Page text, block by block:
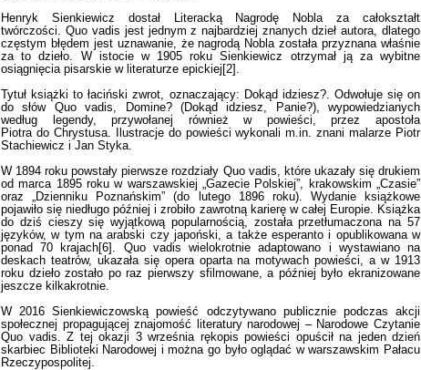
Henryk Sienkiewicz dostał Literacką Nagrodę Nobla za całokształt
twórczości. Quo vadis jest jednym z najbardziej znanych dzieł autora, dlatego
częstym błędem jest uznawanie, że nagrodą Nobla została przyznana właśnie
za to dzieło. W istocie w 1905 roku Sienkiewicz otrzymał ją za wybitne
osiągnięcia pisarskie w literaturze epickiej[2].
Tytuł książki to łaciński zwrot, oznaczający: Dokąd idziesz?. Odwołuje się on
do słów Quo vadis, Domine? (Dokąd idziesz, Panie?), wypowiedzianych
według legendy, przywołanej również w powieści, przez apostoła
Piotra do Chrystusa. Ilustracje do powieści wykonali m.in. znani malarze Piotr
Stachiewicz i Jan Styka.
W 1894 roku powstały pierwsze rozdziały Quo vadis, które ukazały się drukiem
od marca 1895 roku w warszawskiej „Gazecie Polskiej”, krakowskim „Czasie”
oraz „Dzienniku Poznańskim” (do lutego 1896 roku). Wydanie książkowe
pojawiło się niedługo później i zrobiło zawrotną karierę w całej Europie. Książka
do dziś cieszy się wyjątkową popularnością, została przetłumaczona na 57
języków, w tym na arabski czy japoński, a także esperanto i opublikowana w
ponad 70 krajach[6]. Quo vadis wielokrotnie adaptowano i wystawiano na
deskach teatrów, ukazała się opera oparta na motywach powieści, a w 1913
roku dzieło zostało po raz pierwszy sfilmowane, a później było ekranizowane
jeszcze kilkakrotnie.
W 2016 Sienkiewiczowską powieść odczytywano publicznie podczas akcji
społecznej propagującej znajomość literatury narodowej – Narodowe Czytanie
Quo vadis. Z tej okazji 3 września rękopis powieści opuścił na jeden dzień
skarbiec Biblioteki Narodowej i można go było oglądać w warszawskim Pałacu
Rzeczypospolitej.